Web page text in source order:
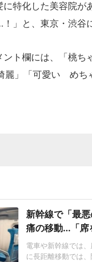
特化した美容院が
！」と、東京・渋谷
ト欄には、「桃ち
麗」「可愛い めち
新幹線で「最
痛の移動...「席
電車や新幹線では
に長距離移動では